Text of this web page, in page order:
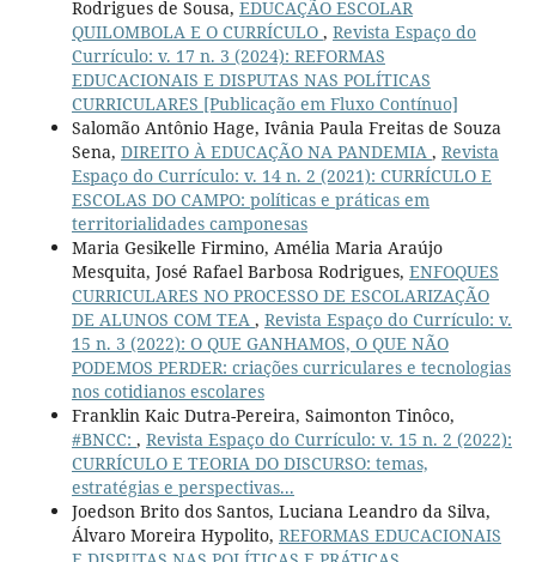
Rodrigues de Sousa, EDUCAÇÃO ESCOLAR
QUILOMBOLA E O CURRÍCULO , Revista Espaço do
Currículo: v. 17 n. 3 (2024): REFORMAS
EDUCACIONAIS E DISPUTAS NAS POLÍTICAS
CURRICULARES [Publicação em Fluxo Contínuo]
Salomão Antônio Hage, Ivânia Paula Freitas de Souza
Sena, DIREITO À EDUCAÇÃO NA PANDEMIA , Revista
Espaço do Currículo: v. 14 n. 2 (2021): CURRÍCULO E
ESCOLAS DO CAMPO: políticas e práticas em
territorialidades camponesas
Maria Gesikelle Firmino, Amélia Maria Araújo
Mesquita, José Rafael Barbosa Rodrigues, ENFOQUES
CURRICULARES NO PROCESSO DE ESCOLARIZAÇÃO
DE ALUNOS COM TEA , Revista Espaço do Currículo: v.
15 n. 3 (2022): O QUE GANHAMOS, O QUE NÃO
PODEMOS PERDER: criações curriculares e tecnologias
nos cotidianos escolares
Franklin Kaic Dutra-Pereira, Saimonton Tinôco,
#BNCC: , Revista Espaço do Currículo: v. 15 n. 2 (2022):
CURRÍCULO E TEORIA DO DISCURSO: temas,
estratégias e perspectivas...
Joedson Brito dos Santos, Luciana Leandro da Silva,
Álvaro Moreira Hypolito, REFORMAS EDUCACIONAIS